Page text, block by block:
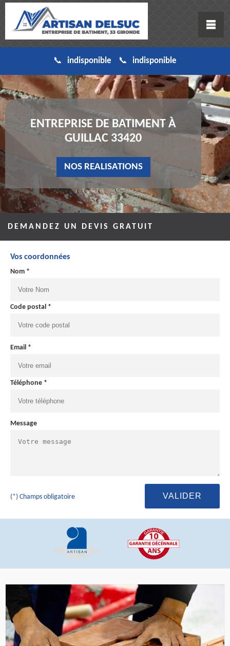
indisponible indisponible
ENTREPRISE DE BATIMENT À
GUILLAC 33420
NOS REALISATIONS
DEMANDEZ UN DEVIS GRATUIT
Vos coordonnées
Nom *
Code postal *
Email *
Téléphone *
Message
(*) Champs obligatoire